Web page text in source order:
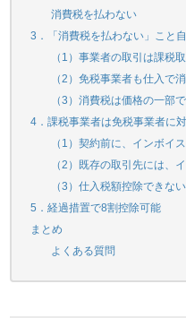
消費税を払わない
3．「消費税を払わない」こと
（1）事業者の取引は課税
（2）免税事業者も仕入で
（3）消費税は価格の一部
4．課税事業者は免税事業者に
（1）契約前に、インボイ
（2）既存の取引先には、
（3）仕入税額控除できな
5．経過措置で8割控除可能
まとめ
よくある質問